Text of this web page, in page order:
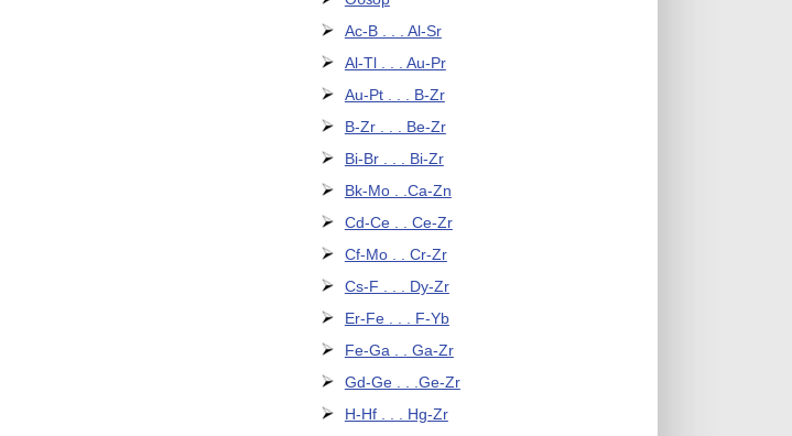
Ac-B . . . Al-Sr
Al-Tl . . . Au-Pr
Au-Pt . . . B-Zr
B-Zr . . . Be-Zr
Bi-Br . . . Bi-Zr
Bk-Mo . .Ca-Zn
Cd-Ce . . Ce-Zr
Cf-Mo . . Cr-Zr
Cs-F . . . Dy-Zr
Er-Fe . . . F-Yb
Fe-Ga . . Ga-Zr
Gd-Ge . . .Ge-Zr
H-Hf . . . Hg-Zr